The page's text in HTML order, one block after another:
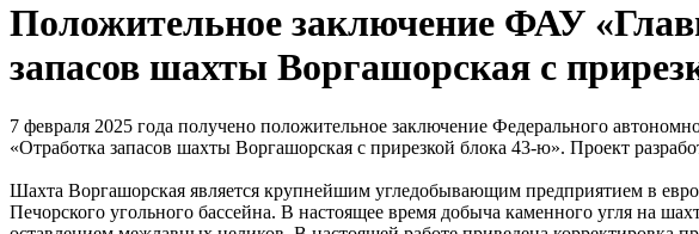
Положительное заключение ФАУ
запасов шахты Воргашорская с
7 февраля 2025 года получено положительное заключение Федерального
«Отработка запасов шахты Воргашорская с прирезкой блока 43-ю». Проект
Шахта Воргашорская является крупнейшим угледобывающим предприятием в
Печорского угольного бассейна. В настоящее время добыча каменного угля на